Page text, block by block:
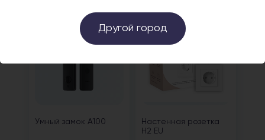
Другой город
Умный замок А100
Настенная розетка
H2 EU